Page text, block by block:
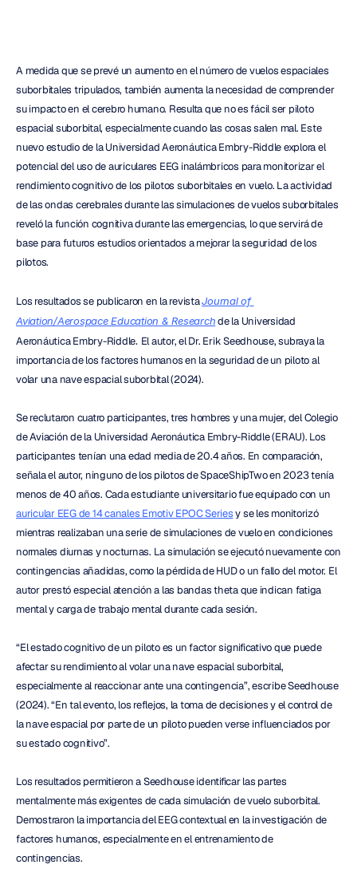
A medida que se prevé un aumento en el número de vuelos espaciales
suborbitales tripulados, también aumenta la necesidad de comprender
su impacto en el cerebro humano. Resulta que no es fácil ser piloto
espacial suborbital, especialmente cuando las cosas salen mal. Este
nuevo estudio de la Universidad Aeronáutica Embry-Riddle explora el
potencial del uso de auriculares EEG inalámbricos para monitorizar el
rendimiento cognitivo de los pilotos suborbitales en vuelo. La actividad
de las ondas cerebrales durante las simulaciones de vuelos suborbitales
reveló la función cognitiva durante las emergencias, lo que servirá de
base para futuros estudios orientados a mejorar la seguridad de los
pilotos.
Los resultados se publicaron en la revista Journal of
Aviation/Aerospace Education & Research de la Universidad
Aeronáutica Embry-Riddle. El autor, el Dr. Erik Seedhouse, subraya la
importancia de los factores humanos en la seguridad de un piloto al
volar una nave espacial suborbital (2024).
Se reclutaron cuatro participantes, tres hombres y una mujer, del Colegio
de Aviación de la Universidad Aeronáutica Embry-Riddle (ERAU). Los
participantes tenían una edad media de 20.4 años. En comparación,
señala el autor, ninguno de los pilotos de SpaceShipTwo en 2023 tenía
auricular EEG de 14 canales Emotiv EPOC Series y se les monitorizó
mientras realizaban una serie de simulaciones de vuelo en condiciones
normales diurnas y nocturnas. La simulación se ejecutó nuevamente con
contingencias añadidas, como la pérdida de HUD o un fallo del motor. El
autor prestó especial atención a las bandas theta que indican fatiga
mental y carga de trabajo mental durante cada sesión.
“El estado cognitivo de un piloto es un factor significativo que puede
afectar su rendimiento al volar una nave espacial suborbital,
especialmente al reaccionar ante una contingencia”, escribe Seedhouse
(2024). “En tal evento, los reflejos, la toma de decisiones y el control de
la nave espacial por parte de un piloto pueden verse influenciados por
su estado cognitivo”.
Los resultados permitieron a Seedhouse identificar las partes
mentalmente más exigentes de cada simulación de vuelo suborbital.
Demostraron la importancia del EEG contextual en la investigación de
factores humanos, especialmente en el entrenamiento de
contingencias.